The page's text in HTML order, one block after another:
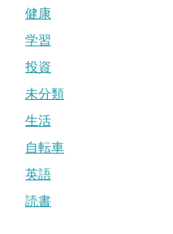
健康
学習
投資
未分類
生活
自転車
英語
読書